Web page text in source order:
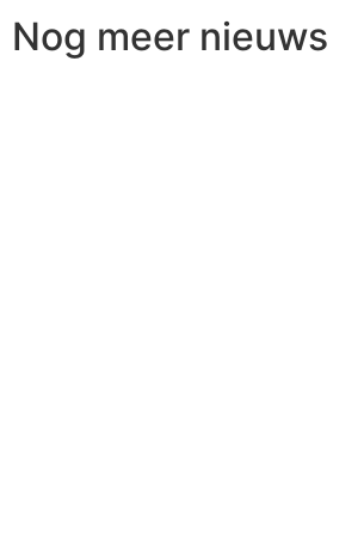
Nog meer nieuws